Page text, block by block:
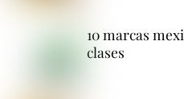
10 marcas
clases